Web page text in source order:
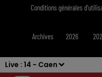
Live : 14 - Caen
Conditions générales
Archives 2026